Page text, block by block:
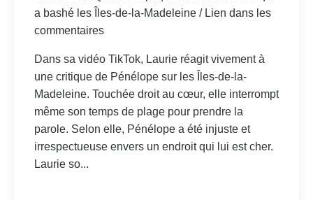
a bashé les Îles-de-la-Madeleine / Lien dans les
commentaires
Dans sa vidéo TikTok, Laurie réagit vivement à
une critique de Pénélope sur les Îles-de-la-
Madeleine. Touchée droit au cœur, elle interrompt
même son temps de plage pour prendre la
parole. Selon elle, Pénélope a été injuste et
irrespectueuse envers un endroit qui lui est cher.
Laurie so...